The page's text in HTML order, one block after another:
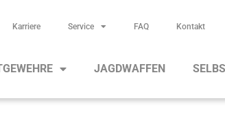
Karriere Service FAQ Kontakt
JAGDWAFFEN